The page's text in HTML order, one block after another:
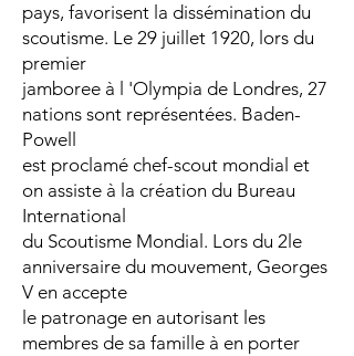
pays, favorisent la dissémination du
scoutisme. Le 29 juillet 1920, lors du
premier
jamboree à l 'Olympia de Londres, 27
nations sont représentées. Baden-
Powell
est proclamé chef-scout mondial et
on assiste à la création du Bureau
International
du Scoutisme Mondial. Lors du 2le
anniversaire du mouvement, Georges
V en accepte
le patronage en autorisant les
membres de sa famille à en porter